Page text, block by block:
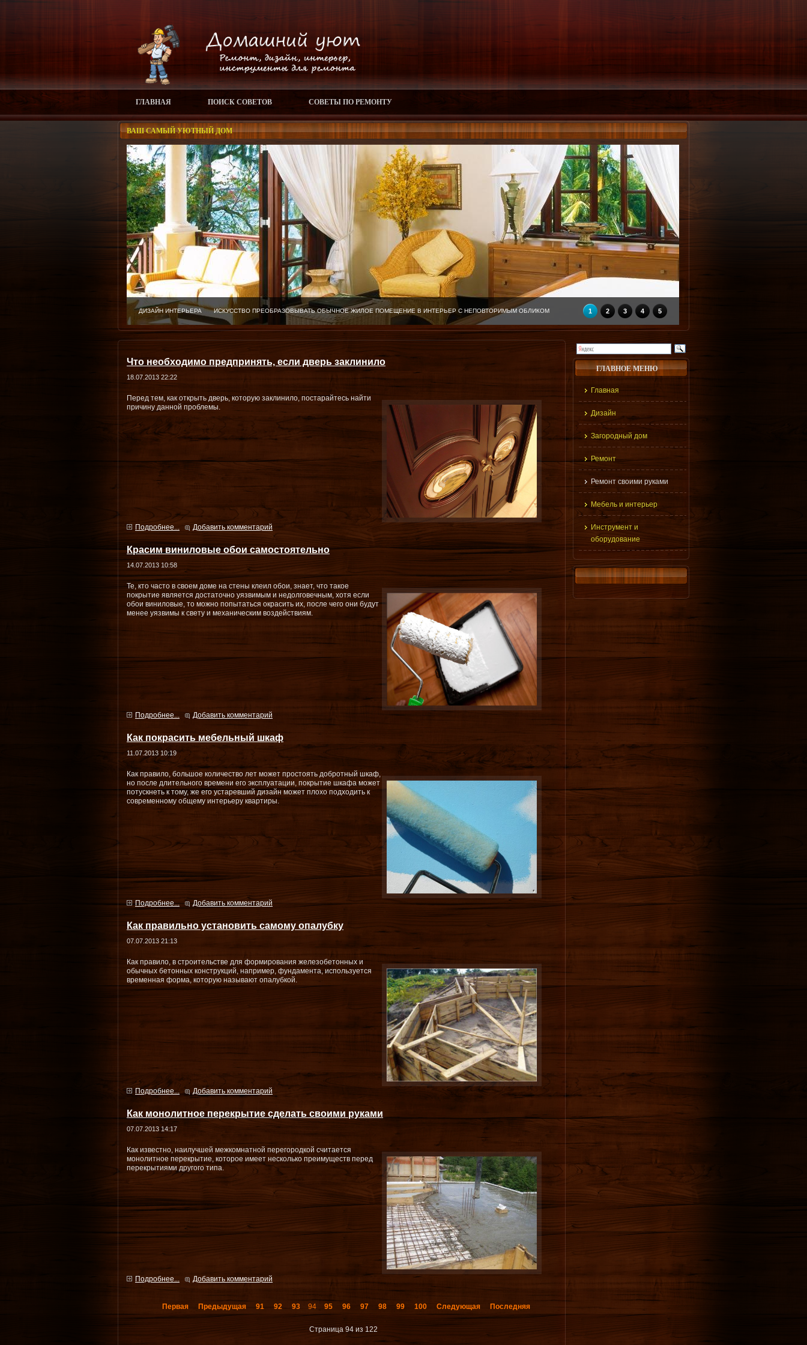
ГЛАВНАЯ ПОИСК СОВЕТОВ СОВЕТЫ ПО РЕМОНТУ
ВАШ САМЫЙ УЮТНЫЙ ДОМ
ДИЗАЙН ИНТЕРЬЕРА ИСКУССТВО ПРЕОБРАЗОВЫВАТЬ ОБЫЧНОЕ ЖИЛОЕ ПОМЕЩЕНИЕ В ИНТЕРЬЕР С НЕПОВТОРИМЫМ ОБЛИКОМ 1 2 3 4 5
Что необходимо предпринять, если дверь заклинило
18.07.2013 22:22
Перед тем, как открыть дверь, которую заклинило, постарайтесь найти
причину данной проблемы.
Подробнее... Добавить комментарий
Красим виниловые обои самостоятельно
14.07.2013 10:58
Те, кто часто в своем доме на стены клеил обои, знает, что такое
покрытие является достаточно уязвимым и недолговечным, хотя если
обои виниловые, то можно попытаться окрасить их, после чего они будут
менее уязвимы к свету и механическим воздействиям.
Подробнее... Добавить комментарий
Как покрасить мебельный шкаф
11.07.2013 10:19
Как правило, большое количество лет может простоять добротный шкаф,
но после длительного времени его эксплуатации, покрытие шкафа может
потускнеть к тому, же его устаревший дизайн может плохо подходить к
современному общему интерьеру квартиры.
Подробнее... Добавить комментарий
Как правильно установить самому опалубку
07.07.2013 21:13
Как правило, в строительстве для формирования железобетонных и
обычных бетонных конструкций, например, фундамента, используется
временная форма, которую называют опалубкой.
Подробнее... Добавить комментарий
Как монолитное перекрытие сделать своими руками
07.07.2013 14:17
Как известно, наилучшей межкомнатной перегородкой считается
монолитное перекрытие, которое имеет несколько преимуществ перед
перекрытиями другого типа.
Подробнее... Добавить комментарий
Первая Предыдущая 91 92 93 94 95 96 97 98 99 100 Следующая Последняя
Страница 94 из 122
ГЛАВНОЕ МЕНЮ
Главная
Дизайн
Загородный дом
Ремонт
Ремонт своими руками
Мебель и интерьер
Инструмент и
оборудование